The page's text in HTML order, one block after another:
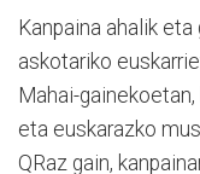
Kanpaina ahalik
askotariko
Mahai-
eta euskarazko
QRaz gain,